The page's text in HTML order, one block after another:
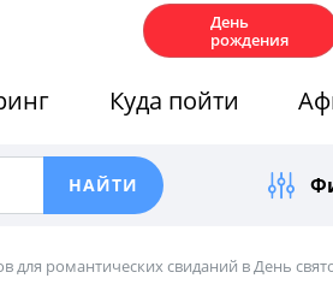
День
рождения
Куда пойти
для романтических свиданий в День